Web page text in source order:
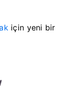
için yeni bir